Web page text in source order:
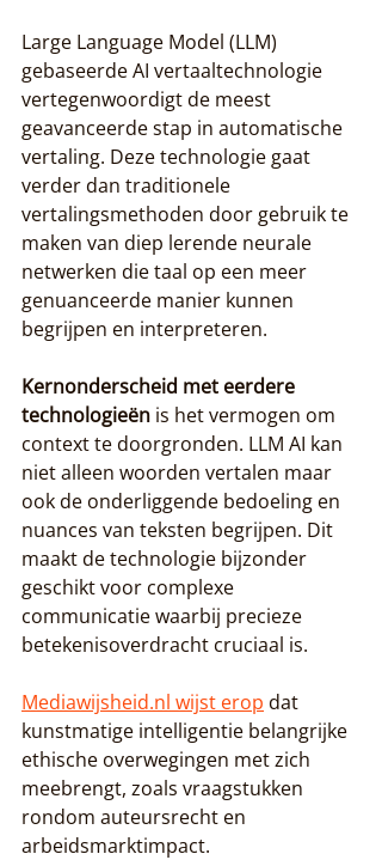
Large Language Model (LLM)
gebaseerde AI vertaaltechnologie
vertegenwoordigt de meest
geavanceerde stap in automatische
vertaling. Deze technologie gaat
verder dan traditionele
vertalingsmethoden door gebruik te
maken van diep lerende neurale
netwerken die taal op een meer
genuanceerde manier kunnen
begrijpen en interpreteren.
Kernonderscheid met eerdere
technologieën is het vermogen om
context te doorgronden. LLM AI kan
niet alleen woorden vertalen maar
ook de onderliggende bedoeling en
nuances van teksten begrijpen. Dit
maakt de technologie bijzonder
geschikt voor complexe
communicatie waarbij precieze
betekenisoverdracht cruciaal is.
Mediawijsheid.nl wijst erop dat
kunstmatige intelligentie belangrijke
ethische overwegingen met zich
meebrengt, zoals vraagstukken
rondom auteursrecht en
arbeidsmarktimpact.